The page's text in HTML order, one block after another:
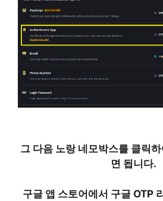
그 다음 노랑 네모박스를 클릭
면 됩니다.
구글 앱 스토어에서 구글 OTP